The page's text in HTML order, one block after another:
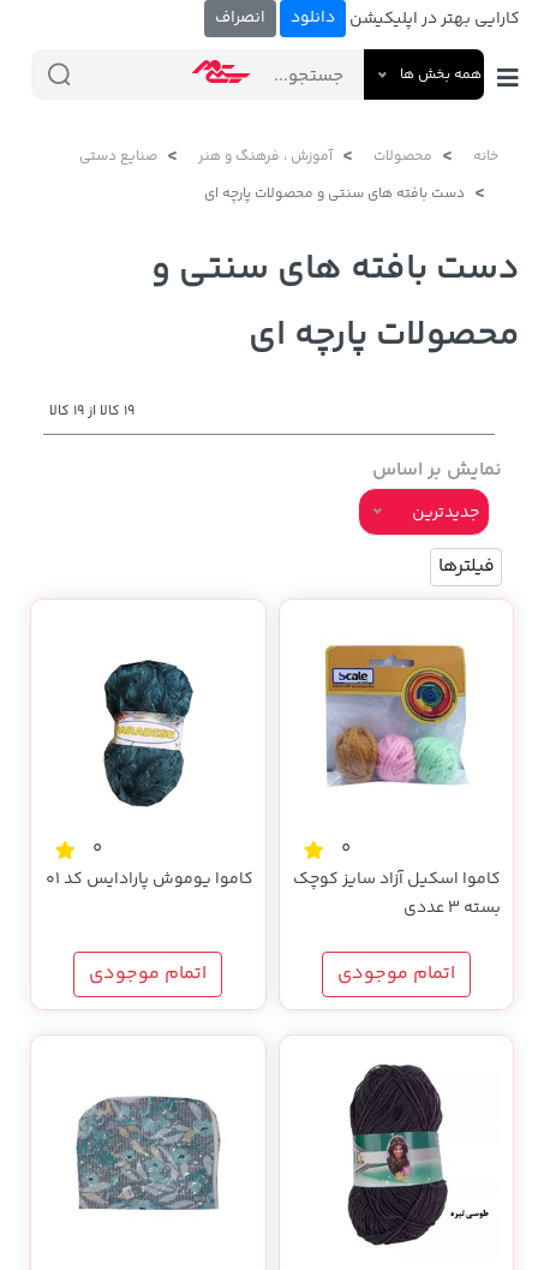
کارایی بهتر در اپلیکیشن دانلود انصراف
همه بخش ها
خانه محصولات آموزش ، فرهنگ و هنر
صنایع دستی
دست بافته های سنتی و محصولات پارچه ای
دست بافته های سنتی و
محصولات پارچه ای
19 کالا از 19 کالا
نمایش بر اساس
جدیدترین
فیلترها
0
کاموا اسکیل آزاد سایز کوچک
بسته 3 عددی
اتمام موجودی
0
کاموا یوموش پارادایس کد 01
اتمام موجودی